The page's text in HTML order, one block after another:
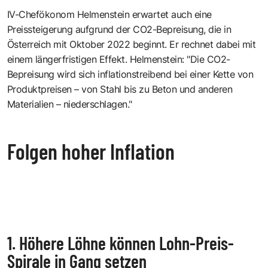
IV-Chefökonom Helmenstein erwartet auch eine
Preissteigerung aufgrund der CO2-Bepreisung, die in
Österreich mit Oktober 2022 beginnt. Er rechnet dabei mit
einem längerfristigen Effekt. Helmenstein: "Die CO2-
Bepreisung wird sich inflationstreibend bei einer Kette von
Produktpreisen – von Stahl bis zu Beton und anderen
Materialien – niederschlagen."
Folgen hoher Inflation
1. Höhere Löhne können Lohn-Preis-
Spirale in Gang setzen